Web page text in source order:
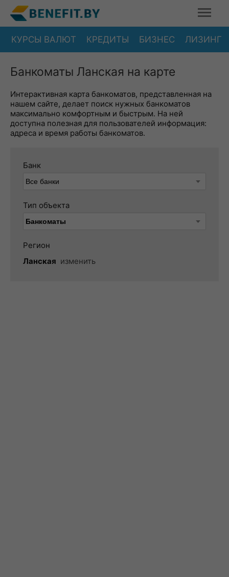
КУРСЫ ВАЛЮТ КРЕДИТЫ БИЗНЕС ЛИЗИНГ
Банкоматы Ланская на карте
Интерактивная карта банкоматов, представленная на
нашем сайте, делает поиск нужных банкоматов
максимально комфортным и быстрым. На ней
доступна полезная для пользователей информация:
адреса и время работы банкоматов.
Банк
Тип объекта
Регион
Ланская изменить